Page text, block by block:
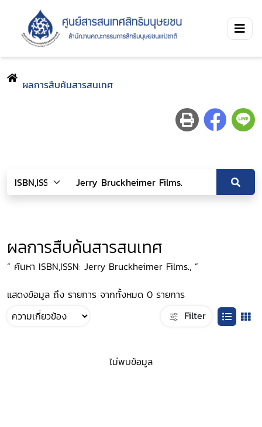
ผลการสืบค้นสารสนเทศ
ผลการสืบค้นสารสนเทศ
“ ค้นหา ISBN,ISSN: Jerry Bruckheimer Films., ”
แสดงข้อมูล ถึง รายการ จากทั้งหมด 0 รายการ
Filter
ไม่พบข้อมูล